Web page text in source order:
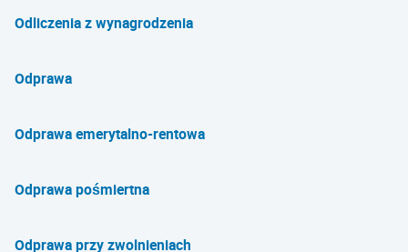
Odliczenia z wynagrodzenia
Odprawa
Odprawa emerytalno-rentowa
Odprawa pośmiertna
Odprawa przy zwolnieniach